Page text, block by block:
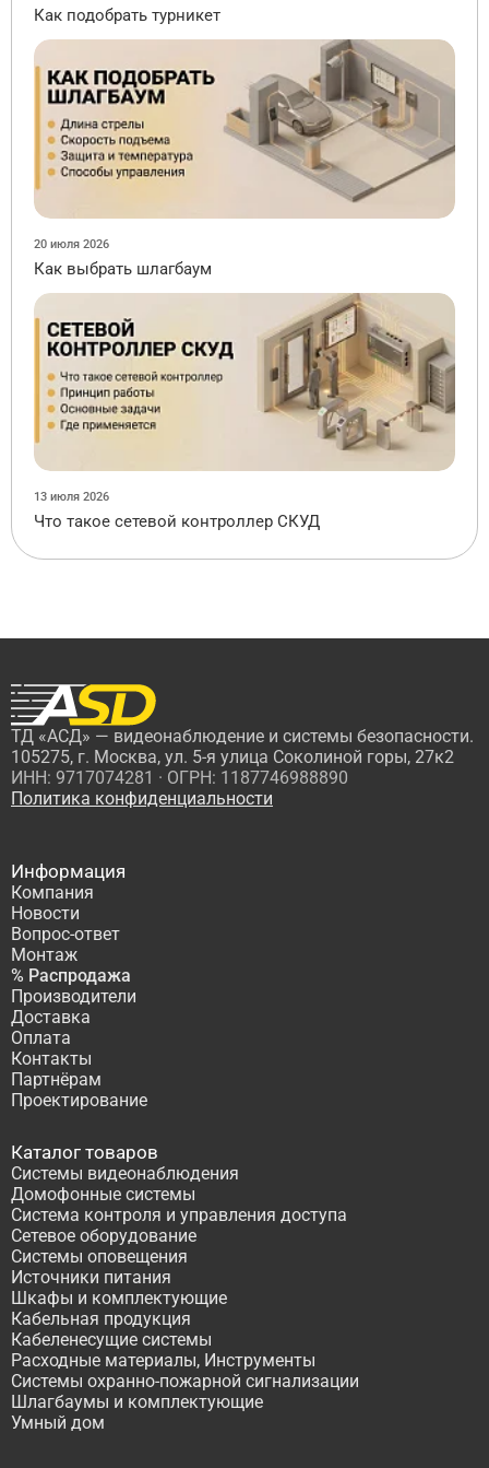
Как подобрать турникет
20 июля 2026
Как выбрать шлагбаум
13 июля 2026
Что такое сетевой контроллер СКУД
ТД «АСД» — видеонаблюдение и системы безопасности.
105275, г. Москва, ул. 5-я улица Соколиной горы, 27к2
ИНН: 9717074281 · ОГРН: 1187746988890
Политика конфиденциальности
Информация
Компания
Новости
Вопрос-ответ
Монтаж
% Распродажа
Производители
Доставка
Оплата
Контакты
Партнёрам
Проектирование
Каталог товаров
Системы видеонаблюдения
Домофонные системы
Система контроля и управления доступа
Сетевое оборудование
Системы оповещения
Источники питания
Шкафы и комплектующие
Кабельная продукция
Кабеленесущие системы
Расходные материалы, Инструменты
Системы охранно-пожарной сигнализации
Шлагбаумы и комплектующие
Умный дом